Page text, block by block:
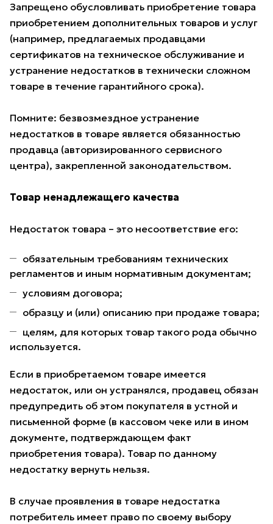
Запрещено обусловливать приобретение товара
приобретением дополнительных товаров и услуг
(например, предлагаемых продавцами
сертификатов на техническое обслуживание и
устранение недостатков в технически сложном
товаре в течение гарантийного срока).
Помните: безвозмездное устранение
недостатков в товаре является обязанностью
продавца (авторизированного сервисного
центра), закрепленной законодательством.
Товар ненадлежащего качества
Недостаток товара – это несоответствие его:
обязательным требованиям технических
регламентов и иным нормативным документам;
условиям договора;
образцу и (или) описанию при продаже товара;
целям, для которых товар такого рода обычно
используется.
Если в приобретаемом товаре имеется
недостаток, или он устранялся, продавец обязан
предупредить об этом покупателя в устной и
письменной форме (в кассовом чеке или в ином
документе, подтверждающем факт
приобретения товара). Товар по данному
недостатку вернуть нельзя.
В случае проявления в товаре недостатка
потребитель имеет право по своему выбору